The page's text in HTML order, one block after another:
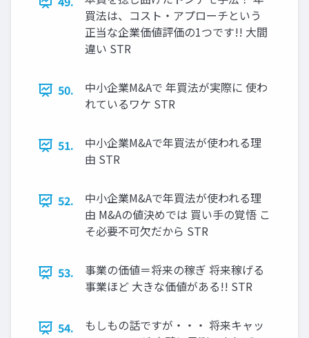
買法は、コスト・アプローチという
正当な企業価値評価の1つです!! 大間
違い STR
50.
中小企業M&Aで 年買法が実際に 使わ
れているワケ STR
51.
中小企業M&Aで年買法が使われる理
由 STR
52.
中小企業M&Aで年買法が使われる理
由 M&Aの値決めでは 買い手の覚悟 こ
そ必要不可欠だから STR
53.
事業の価値＝将来の稼ぎ 将来稼げる
事業ほど 大きな価値がある!! STR
54.
もしもの話ですが・・・ 将来キャッ